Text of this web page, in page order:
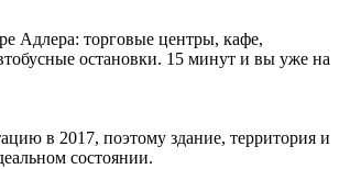
Адлера: торговые центры, кафе,
остановки. 15 минут и вы уже на
в 2017, поэтому здание, территория и
состоянии.